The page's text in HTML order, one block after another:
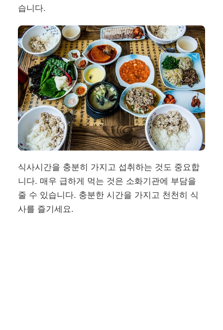
습니다.
식사시간을 충분히 가지고 섭취하는 것도 중요합
니다. 매우 급하게 먹는 것은 소화기관에 부담을
줄 수 있습니다. 충분한 시간을 가지고 천천히 식
사를 즐기세요.